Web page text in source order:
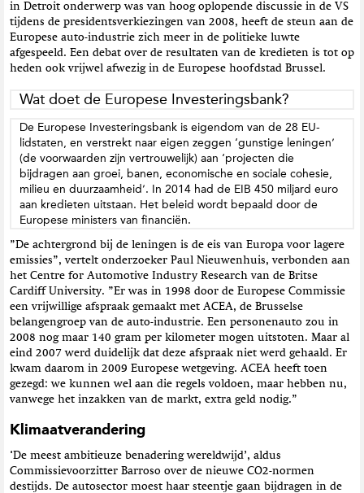
in Detroit onderwerp was van hoog oplopende discussie in de VS
tijdens de presidentsverkiezingen van 2008, heeft de steun aan de
Europese auto-industrie zich meer in de politieke luwte
afgespeeld. Een debat over de resultaten van de kredieten is tot op
heden ook vrijwel afwezig in de Europese hoofdstad Brussel.
Wat doet de Europese Investeringsbank?
De Europese Investeringsbank is eigendom van de 28 EU-
lidstaten, en verstrekt naar eigen zeggen ‘gunstige leningen’
(de voorwaarden zijn vertrouwelijk) aan ‘projecten die
bijdragen aan groei, banen, economische en sociale cohesie,
milieu en duurzaamheid’. In 2014 had de EIB 450 miljard euro
aan kredieten uitstaan. Het beleid wordt bepaald door de
Europese ministers van financiën.
”De achtergrond bij de leningen is de eis van Europa voor lagere
emissies”, vertelt onderzoeker Paul Nieuwenhuis, verbonden aan
het Centre for Automotive Industry Research van de Britse
Cardiff University. ”Er was in 1998 door de Europese Commissie
een vrijwillige afspraak gemaakt met ACEA, de Brusselse
belangengroep van de auto-industrie. Een personenauto zou in
2008 nog maar 140 gram per kilometer mogen uitstoten. Maar al
eind 2007 werd duidelijk dat deze afspraak niet werd gehaald. Er
kwam daarom in 2009 Europese wetgeving. ACEA heeft toen
gezegd: we kunnen wel aan die regels voldoen, maar hebben nu,
vanwege het inzakken van de markt, extra geld nodig.”
Klimaatverandering
‘De meest ambitieuze benadering wereldwijd’, aldus
Commissievoorzitter Barroso over de nieuwe CO2-normen
destijds. De autosector moest haar steentje gaan bijdragen in de